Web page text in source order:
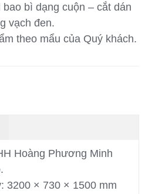
bì dạng cuộn – cắt dán
vạch đen.
theo mẩu của Quý khách.
Hoàng Phương Minh
3200 × 730 × 1500 mm